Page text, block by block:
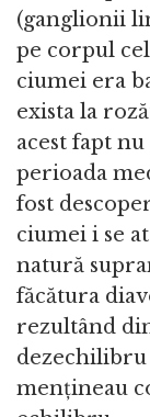
(ganglionii
pe corpul
ciumei era
exista la
acest fapt
perioada
fost
ciumei i se
natură
făcătura
rezultând
dezechilibru
mențineau